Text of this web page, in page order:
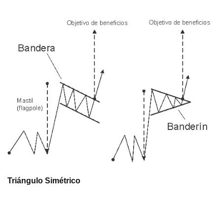
Triángulo Simétrico